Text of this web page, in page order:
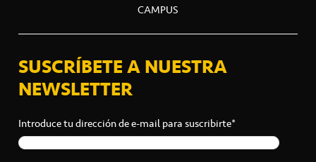
CAMPUS
SUSCRÍBETE A NUESTRA
NEWSLETTER
Introduce tu dirección de e-mail para suscribirte*